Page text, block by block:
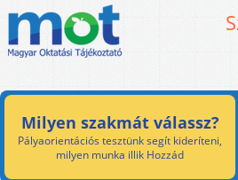
Milyen szakmát válassz?
Pályaorientációs tesztünk segít kideríteni,
milyen munka illik Hozzád